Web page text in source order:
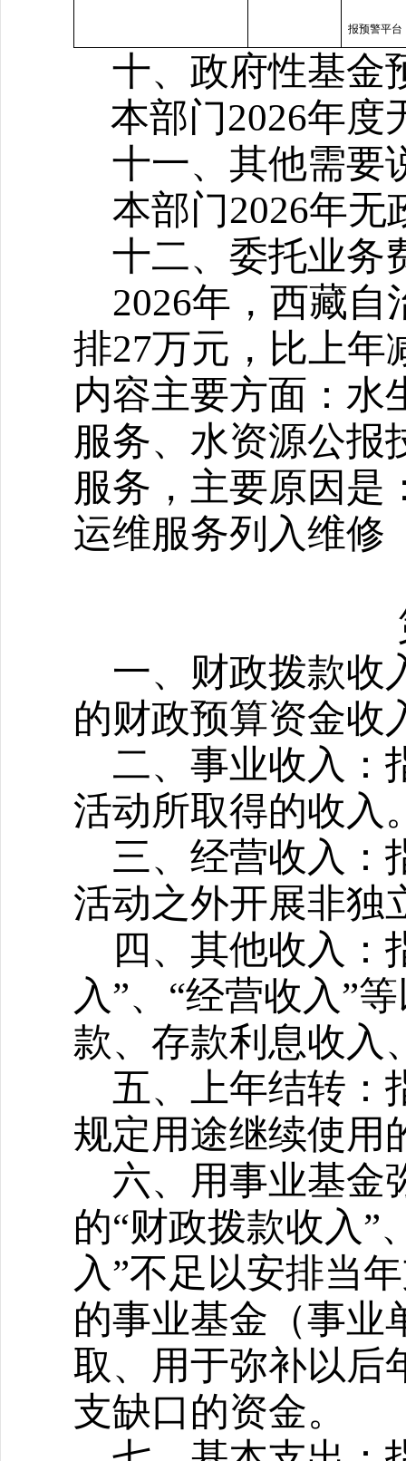
报预警平台
十、 政府性基金
本部门2026年度
十一、其他需要
本部门2026年无
十二、 委托业务
2026年， 西藏自
排27万元，比上年
内容主要方面：水
服务、水资源公报
服务，主要原因是
运维服务列入维修
一、财政拨款收
的财政预算资金收
二、事业收入：
活动所取得的收入
三、经营收入：
活动之外开展非独
四、其他收入：
入”、“经营收入”
款、存款利息收入
五、上年结转：
规定用途继续使用
六、用事业基金
的“财政拨款收入”
入”不足以安排当
的事业基金（事业
取、用于弥补以后
支缺口的资金。